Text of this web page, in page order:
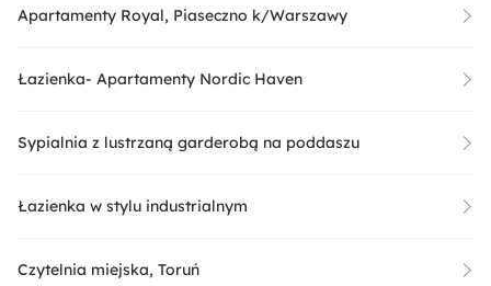
Apartamenty Royal, Piaseczno k/Warszawy
Łazienka- Apartamenty Nordic Haven
Sypialnia z lustrzaną garderobą na poddaszu
Łazienka w stylu industrialnym
Czytelnia miejska, Toruń